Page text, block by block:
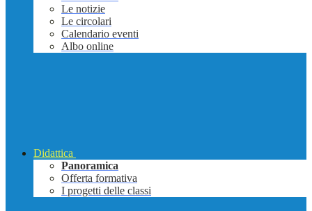
Le notizie
Le circolari
Calendario eventi
Albo online
Didattica
Panoramica
Offerta formativa
I progetti delle classi